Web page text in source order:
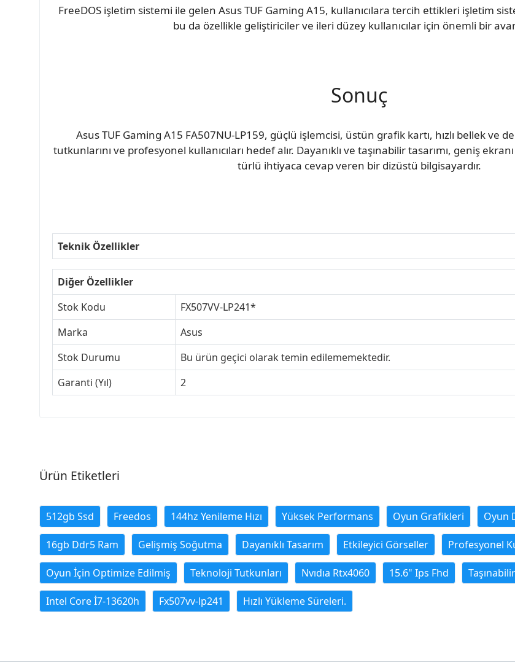
FreeDOS işletim sistemi ile gelen Asus TUF Gaming A15, kullanıcılara tercih ettikleri işletim
bu da özellikle geliştiriciler ve ileri düzey kullanıcılar için önemli bir
Sonuç
Asus TUF Gaming A15 FA507NU-LP159, güçlü işlemcisi, üstün grafik kartı, hızlı bellek ve
tutkunlarını ve profesyonel kullanıcıları hedef alır. Dayanıklı ve taşınabilir tasarımı, geniş
türlü ihtiyaca cevap veren bir dizüstü bilgisayardır.
Teknik Özellikler
Diğer Özellikler
Stok Kodu
FX507VV-LP241*
Marka
Asus
Stok Durumu
Bu ürün geçici olarak temin edilememektedir.
Garanti (Yıl)
2
Ürün Etiketleri
512gb Ssd Freedos 144hz Yenileme Hızı Yüksek Performans Oyun Grafikleri Oyun
16gb Ddr5 Ram Gelişmiş Soğutma Dayanıklı Tasarım Etkileyici Görseller Profesyonel
Oyun İçin Optimize Edilmiş Teknoloji Tutkunları Nvıdıa Rtx4060 15.6" Ips Fhd
Intel Core İ7-13620h Fx507vv-lp241 Hızlı Yükleme Süreleri.